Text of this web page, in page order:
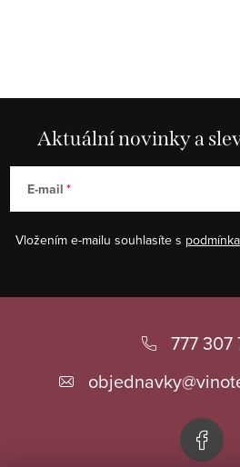
á
r
k
Aktuální novinky a
E-mail
Vložením e-mailu souhlasíte s
777 307
objednavky@